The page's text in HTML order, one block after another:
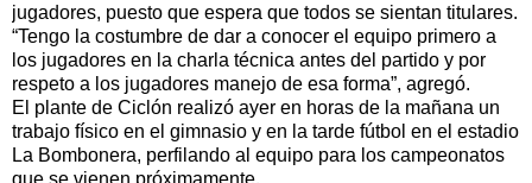
jugadores, puesto que espera que todos se sientan titulares.
“Tengo la costumbre de dar a conocer el equipo primero a
los jugadores en la charla técnica antes del partido y por
respeto a los jugadores manejo de esa forma”, agregó.
El plante de Ciclón realizó ayer en horas de la mañana un
trabajo físico en el gimnasio y en la tarde fútbol en el estadio
La Bombonera, perfilando al equipo para los campeonatos
que se vienen próximamente.